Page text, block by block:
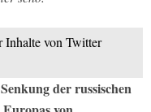
Inhalte von Twitter
der russischen